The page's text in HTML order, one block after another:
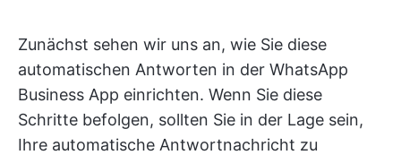
Zunächst sehen wir uns an, wie Sie diese
automatischen Antworten in der WhatsApp
Business App einrichten. Wenn Sie diese
Schritte befolgen, sollten Sie in der Lage sein,
Ihre automatische Antwortnachricht zu